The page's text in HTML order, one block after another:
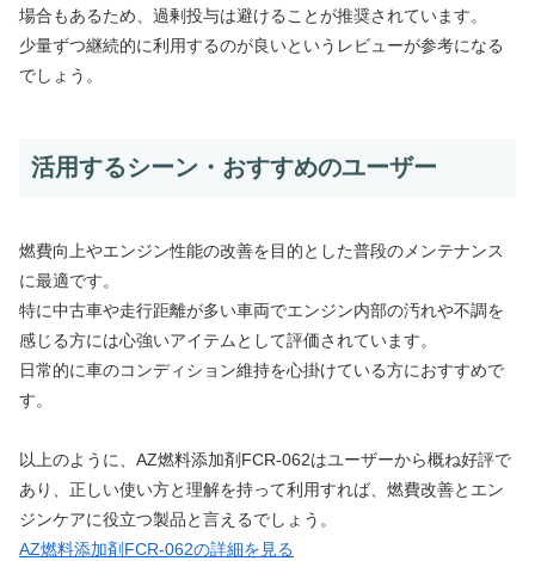
場合もあるため、過剰投与は避けることが推奨されています。
少量ずつ継続的に利用するのが良いというレビューが参考になる
でしょう。
活用するシーン・おすすめのユーザー
燃費向上やエンジン性能の改善を目的とした普段のメンテナンス
に最適です。
特に中古車や走行距離が多い車両でエンジン内部の汚れや不調を
感じる方には心強いアイテムとして評価されています。
日常的に車のコンディション維持を心掛けている方におすすめで
す。
以上のように、AZ燃料添加剤FCR-062はユーザーから概ね好評で
あり、正しい使い方と理解を持って利用すれば、燃費改善とエン
ジンケアに役立つ製品と言えるでしょう。
AZ燃料添加剤FCR-062の詳細を見る